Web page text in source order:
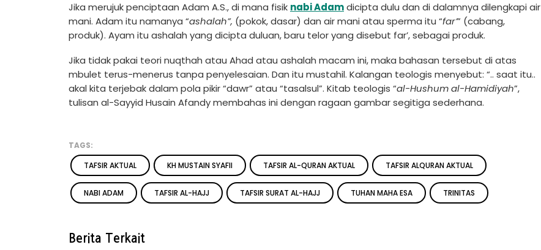
Jika merujuk penciptaan Adam A.S., di mana fisik nabi Adamdicipta dulu dan di dalamnya dilengkapi air
mani. Adam itu namanya “ashalah”, (pokok, dasar) dan air mani atau sperma itu “far’” (cabang,
produk). Ayam itu ashalah yang dicipta duluan, baru telor yang disebut far’, sebagai produk.
Jika tidak pakai teori nuqthah atau Ahad atau ashalah macam ini, maka bahasan tersebut di atas
mbulet terus-menerus tanpa penyelesaian. Dan itu mustahil. Kalangan teologis menyebut: “.. saat itu..
akal kita terjebak dalam pola pikir “dawr” atau “tasalsul”. Kitab teologis “al-Hushum al-Hamidiyah”,
tulisan al-Sayyid Husain Afandy membahas ini dengan ragaan gambar segitiga sederhana.
TAGS:
TAFSIR AKTUAL
KH MUSTAIN SYAFII TAFSIR AL-QURAN AKTUAL TAFSIR ALQURAN AKTUAL
NABI ADAM TAFSIR AL-HAJJ TAFSIR SURAT AL-HAJJ TUHAN MAHA ESA TRINITAS
Berita Terkait